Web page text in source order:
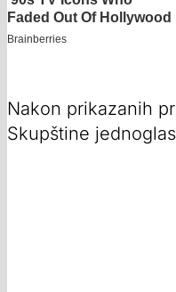
Nakon prikazanih
Skupštine